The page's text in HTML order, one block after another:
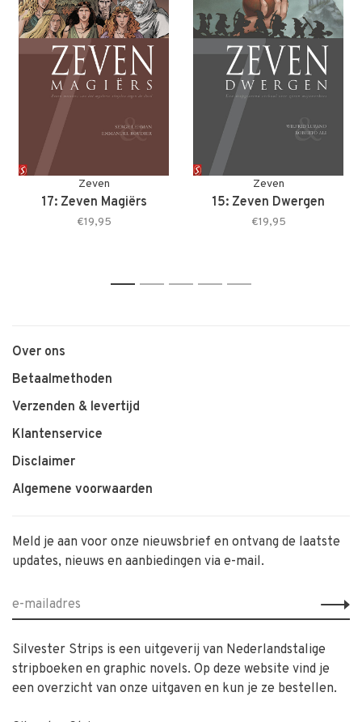
Zeven
17: Zeven Magiërs
€19,95
Zeven
15: Zeven Dwergen
€19,95
1 2 3 4 5
Over ons
Betaalmethoden
Verzenden & levertijd
Klantenservice
Disclaimer
Algemene voorwaarden
Meld je aan voor onze nieuwsbrief en ontvang de laatste
updates, nieuws en aanbiedingen via e-mail.
Silvester Strips is een uitgeverij van Nederlandstalige
stripboeken en graphic novels. Op deze website vind je
een overzicht van onze uitgaven en kun je ze bestellen.